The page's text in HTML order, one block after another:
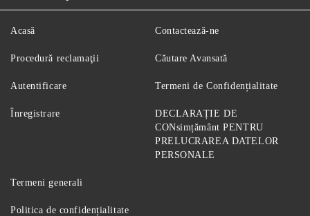
Acasă
Procedură reclamaţii
Autentificare
Înregistrare
Contactează-ne
Căutare Avansată
Termeni de Confidențialitate
DECLARAȚIE DE
CONsimțământ PENTRU
PRELUCRAREA DATELOR
PERSONALE
Termeni generali
Politica de confidențialitate